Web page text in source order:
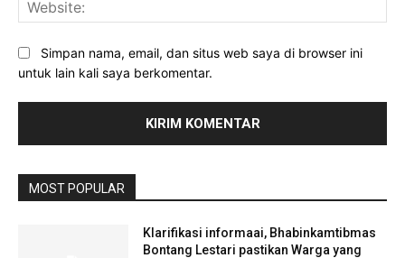
Simpan nama, email, dan situs web saya di browser ini
untuk lain kali saya berkomentar.
MOST POPULAR
Klarifikasi informaai, Bhabinkamtibmas
Bontang Lestari pastikan Warga yang